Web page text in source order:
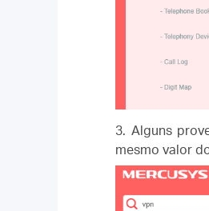
3. Alguns
mesmo valor